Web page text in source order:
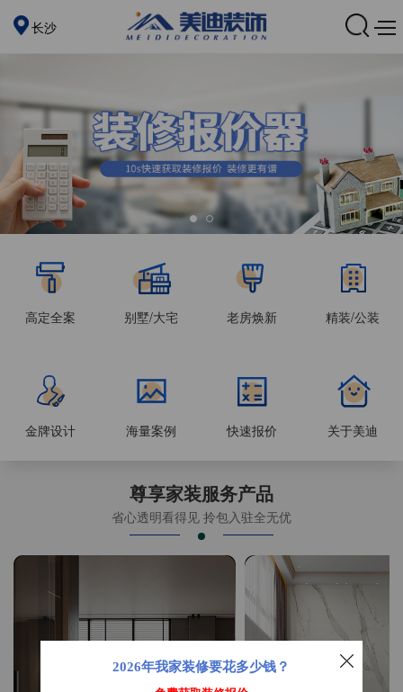
长沙
高定全案 别墅/大宅 老房焕新 精装/公装
金牌设计 海量案例 快速报价 关于美迪
尊享家装服务产品
省心透明看得见 拎包入驻全无优